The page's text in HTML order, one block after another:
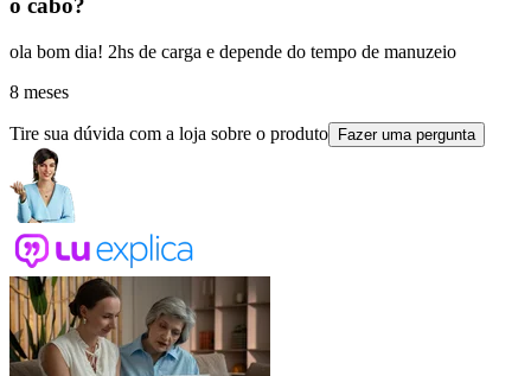
o cabo?
ola bom dia! 2hs de carga e depende do tempo de manuzeio
8 meses
Tire sua dúvida com a loja sobre o produto Fazer uma pergunta